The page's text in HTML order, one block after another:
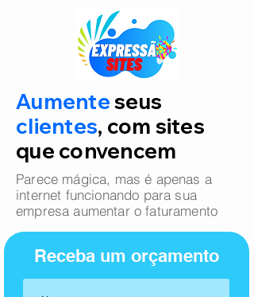
Aumenteseus
clientes, com sites
que convencem
Parece mágica, mas é apenas a
internet funcionando para sua
empresa aumentar o faturamento
Receba um orçamento